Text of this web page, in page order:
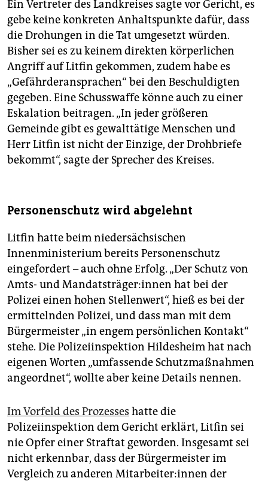
Ein Vertreter des Landkreises sagte vor Gericht, es
gebe keine konkreten Anhaltspunkte dafür, dass
die Drohungen in die Tat umgesetzt würden.
Bisher sei es zu keinem direkten körperlichen
Angriff auf Litfin gekommen, zudem habe es
„Gefährderansprachen“ bei den Beschuldigten
gegeben. Eine Schusswaffe könne auch zu einer
Eskalation beitragen. „In jeder größeren
Gemeinde gibt es gewalttätige Menschen und
Herr Litfin ist nicht der Einzige, der Drohbriefe
bekommt“, sagte der Sprecher des Kreises.
Personenschutz wird abgelehnt
Litfin hatte beim niedersächsischen
Innenministerium bereits Personenschutz
eingefordert – auch ohne Erfolg. „Der Schutz von
Amts- und Man­dats­trä­ge­r:in­nen hat bei der
Polizei einen hohen Stellenwert“, hieß es bei der
ermittelnden Polizei, und dass man mit dem
Bürgermeister „in engem persönlichen Kontakt“
stehe. Die Polizeiinspektion Hildesheim hat nach
eigenen Worten „umfassende Schutzmaßnahmen
angeordnet“, wollte aber keine Details nennen.
Im Vorfeld des Prozesses hatte die
Polizeiinspektion dem Gericht erklärt, Litfin sei
nie Opfer einer Straftat geworden. Insgesamt sei
nicht erkennbar, dass der Bürgermeister im
Vergleich zu anderen Mit­ar­bei­te­r:in­nen der